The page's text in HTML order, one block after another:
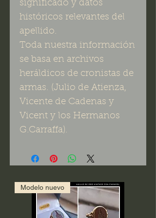
significado y datos
históricos relevantes del
apellido.
Toda nuestra información
se basa en archivos
heráldicos de cronistas de
armas. (Julio de Atienza,
Vicente de Cadenas y
Vicent y los Hermanos
G.Carraffa).
Modelo nuevo